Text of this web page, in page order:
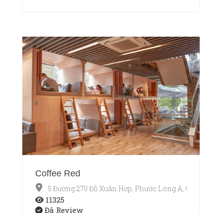
Coffee Red
5 Đường 270 Đỗ Xuân Hợp, Phước Long A, Q9
11325
Đã Review